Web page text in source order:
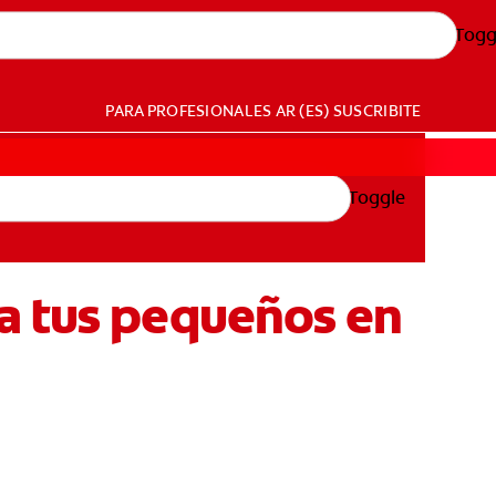
PARA PROFESIONALES AR (ES) SUSCRIBITE
Toggle
tus pequeños en